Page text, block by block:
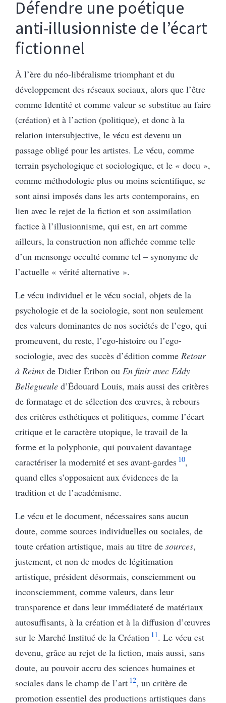
Défendre une poétique
anti-illusionniste de l’écart
fictionnel
À l’ère du néo-libéralisme triomphant et du
développement des réseaux sociaux, alors que l’être
comme Identité et comme valeur se substitue au faire
(création) et à l’action (politique), et donc à la
relation intersubjective, le vécu est devenu un
passage obligé pour les artistes. Le vécu, comme
terrain psychologique et sociologique, et le « docu »,
comme méthodologie plus ou moins scientifique, se
sont ainsi imposés dans les arts contemporains, en
lien avec le rejet de la fiction et son assimilation
factice à l’illusionnisme, qui est, en art comme
ailleurs, la construction non affichée comme telle
d’un mensonge occulté comme tel – synonyme de
l’actuelle « vérité alternative ».
Le vécu individuel et le vécu social, objets de la
psychologie et de la sociologie, sont non seulement
des valeurs dominantes de nos sociétés de l’ego, qui
promeuvent, du reste, l’ego-histoire ou l’ego-
sociologie, avec des succès d’édition comme Retour
à Reims de Didier Éribon ou En finir avec Eddy
Bellegueule d’Édouard Louis, mais aussi des critères
de formatage et de sélection des œuvres, à rebours
des critères esthétiques et politiques, comme l’écart
critique et le caractère utopique, le travail de la
forme et la polyphonie, qui pouvaient davantage
caractériser la modernité et ses avant-gardes 10,
quand elles s’opposaient aux évidences de la
tradition et de l’académisme.
Le vécu et le document, nécessaires sans aucun
doute, comme sources individuelles ou sociales, de
toute création artistique, mais au titre de sources,
justement, et non de modes de légitimation
artistique, président désormais, consciemment ou
inconsciemment, comme valeurs, dans leur
transparence et dans leur immédiateté de matériaux
autosuffisants, à la création et à la diffusion d’œuvres
sur le Marché Institué de la Création 11. Le vécu est
devenu, grâce au rejet de la fiction, mais aussi, sans
doute, au pouvoir accru des sciences humaines et
sociales dans le champ de l’art 12, un critère de
promotion essentiel des productions artistiques dans